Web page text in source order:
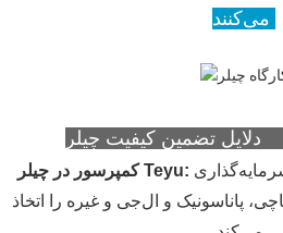
کمپرسور در چیلر Teyu:
پاناسونیک و ال‌جی و غیره را اتخاذ